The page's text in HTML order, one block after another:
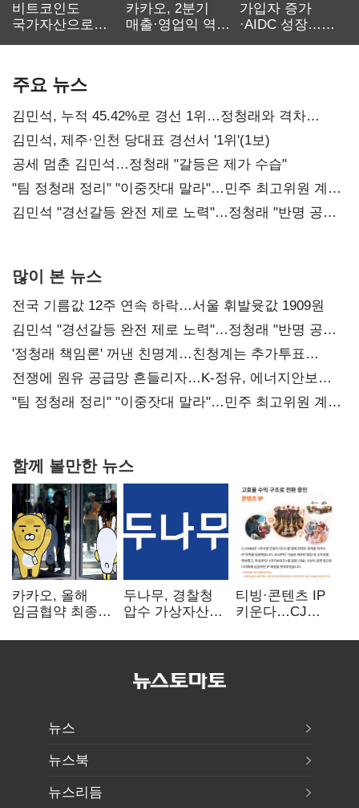
비트코인도
국가자산으로…'
카카오, 2분기
매출·영업익 역대
가입자 증가
·AIDC 성장…
주요 뉴스
김민석, 누적 45.42%로 경선 1위…정청래와 격차
0.86%p(2보)
김민석, 제주·인천 당대표 경선서 '1위'(1보)
공세 멈춘 김민석…정청래 "갈등은 제가 수습"
"팀 정청래 정리" "이중잣대 말라"…민주 최고위원 계파
다툼 격화
김민석 "경선갈등 완전 제로 노력"…정청래 "반명 공세
많이 본 뉴스
전국 기름값 12주 연속 하락…서울 휘발윳값 1909원
김민석 "경선갈등 완전 제로 노력"…정청래 "반명 공세
사과부터"
'정청래 책임론' 꺼낸 친명계…친청계는 추가투표
때리기
전쟁에 원유 공급망 흔들리자…K-정유, 에너지안보
핵심으로 재부상
"팀 정청래 정리" "이중잣대 말라"…민주 최고위원 계파
함께 볼만한 뉴스
카카오, 올해
임금협약 최종
인상·격려금
두나무, 경찰청
압수 가상자산
커스터디 사업
티빙·콘텐츠 IP
키운다…CJ
글로벌 확장 가속
뉴스
뉴스북
뉴스리듬